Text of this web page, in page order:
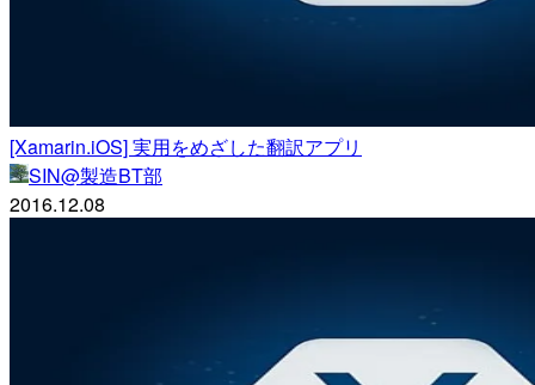
[Xamarin.iOS] 実用をめざした翻訳アプリ
SIN@製造BT部
2016.12.08